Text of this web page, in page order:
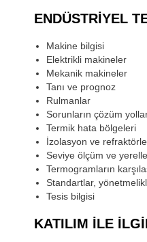
ENDÜSTRIYEL
Makine bilgisi
Elektrikli makineler
Mekanik makineler
Tanı ve prognoz
Rulmanlar
Sorunların çözüm
Termik hata bölgeleri
İzolasyon ve
Seviye ölçüm ve
Termogramların
Standartlar,
Tesis bilgisi
KATILIM ILE